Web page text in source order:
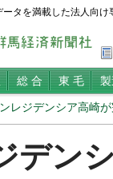
タを満載した法人向け
総 合 東 毛
レジデンシア高崎
デン